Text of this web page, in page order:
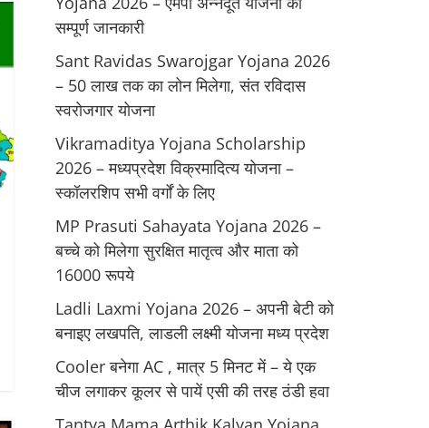
सम्पूर्ण जानकारी
Sant Ravidas Swarojgar Yojana 2026
– 50 लाख तक का लोन मिलेगा, संत रविदास
स्वरोजगार योजना
Vikramaditya Yojana Scholarship
2026 – मध्‍यप्रदेश विक्रमादित्‍य योजना –
स्‍कॉलरशिप सभी वर्गों के लिए
MP Prasuti Sahayata Yojana 2026 –
बच्चे को मिलेगा सुरक्षित मातृत्व और माता को
16000 रूपये
Ladli Laxmi Yojana 2026 – अपनी बेटी को
बनाइए लखपति, लाडली लक्ष्मी योजना मध्य प्रदेश
Cooler बनेगा AC , मात्र 5 मिनट में – ये एक
चीज लगाकर कूलर से पायें एसी की तरह ठंडी हवा